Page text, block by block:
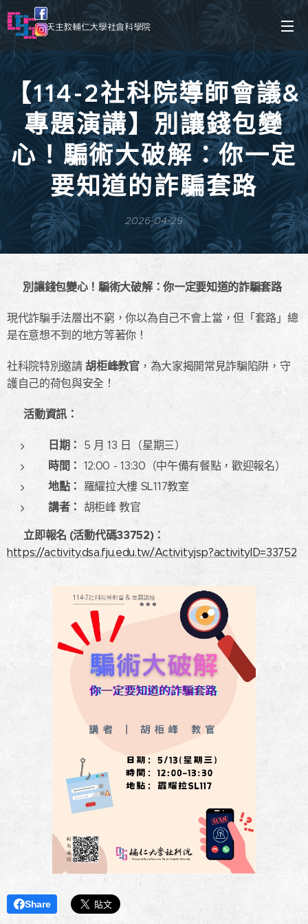
天主教輔仁大學社會科學院
【114-2社科院導師會議&
專題演講】別讓錢包變
心！騙術大破解：你一定
要知道的詐騙套路
2026-04-29
🔎 別讓錢包變心！騙術大破解：你一定要知道的詐騙套路 🕵️‍
現代詐騙手法層出不窮，你以為自己不會上當，但「套路」總
是在意想不到的地方等著你！
社科院特別邀請胡柜峰教官，為大家揭開常見詐騙陷阱，守
護自己的荷包與安全！
📅活動資訊：
日期： 5 月 13 日（星期三）
時間： 12:00 - 13:30（中午備有餐點，歡迎報名）
地點： 羅耀拉大樓 SL117教室
講者： 胡柜峰 教官
🔗立即報名 (活動代碼33752)：
https://activity.dsa.fju.edu.tw/Activity.jsp?activityID=33752
Share